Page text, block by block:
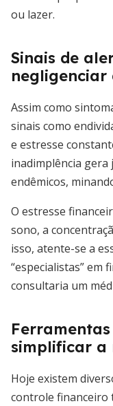
ou lazer.
Sinais de
negligenciar
Assim como
sinais como
e estresse
inadimplência gera
endêmicos,
O estresse
sono, a
isso, atente-se a
“especialistas” em
consultaria um
simplificar a
Hoje existem
controle financeiro